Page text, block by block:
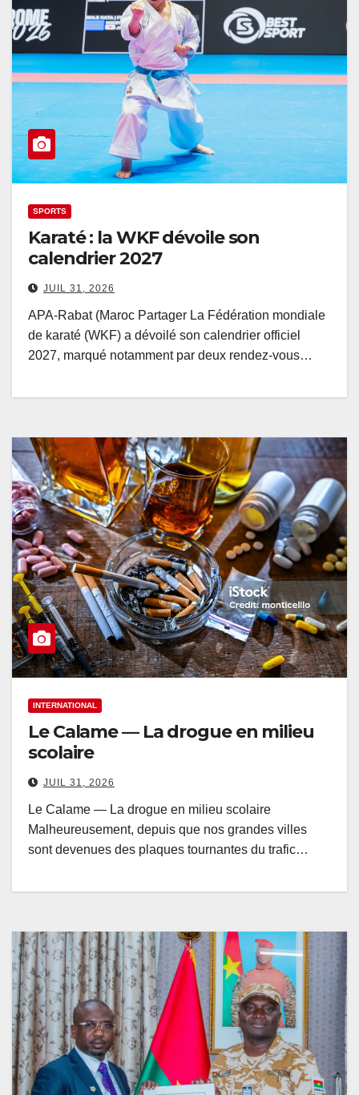
SPORTS
Karaté : la WKF dévoile son
calendrier 2027
JUIL 31, 2026
APA-Rabat (Maroc Partager La Fédération mondiale
de karaté (WKF) a dévoilé son calendrier officiel
2027, marqué notamment par deux rendez-vous…
INTERNATIONAL
Le Calame — La drogue en milieu
scolaire
JUIL 31, 2026
Le Calame — La drogue en milieu scolaire
Malheureusement, depuis que nos grandes villes
sont devenues des plaques tournantes du trafic…